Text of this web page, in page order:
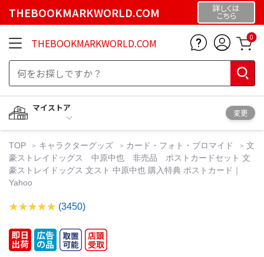
THEBOOKMARKWORLD.COM 詳しくは
こちら
THEBOOKMARKWORLD.COM 0
マイストア
変更
TOP キャラクターグッズ カード・フォト・ブロマイド
文
豪ストレイドッグス 中原中也 非売品 ポストカードセット 文
豪ストレイドッグス 文スト 中原中也 購入特典 ポストカード｜
Yahoo
(3450)